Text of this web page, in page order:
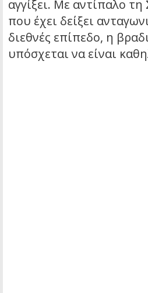
αγγίξει. Με αντίπαλο
που έχει δείξει
διεθνές επίπεδο, η
υπόσχεται να είναι